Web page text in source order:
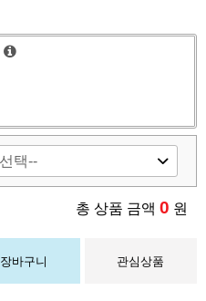
총 상품 금액 0 원
장바구니 관심상품